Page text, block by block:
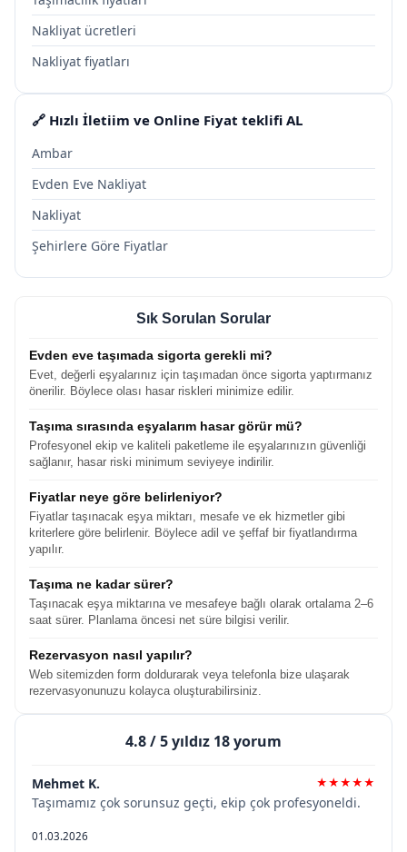
Nakliyat ücretleri
Nakliyat fiyatları
🔗 Hızlı İletiim ve Online Fiyat teklifi AL
Ambar
Evden Eve Nakliyat
Nakliyat
Şehirlere Göre Fiyatlar
Sık Sorulan Sorular
Evden eve taşımada sigorta gerekli mi?
Evet, değerli eşyalarınız için taşımadan önce sigorta yaptırmanız
önerilir. Böylece olası hasar riskleri minimize edilir.
Taşıma sırasında eşyalarım hasar görür mü?
Profesyonel ekip ve kaliteli paketleme ile eşyalarınızın güvenliği
sağlanır, hasar riski minimum seviyeye indirilir.
Fiyatlar neye göre belirleniyor?
Fiyatlar taşınacak eşya miktarı, mesafe ve ek hizmetler gibi
kriterlere göre belirlenir. Böylece adil ve şeffaf bir fiyatlandırma
yapılır.
Taşıma ne kadar sürer?
Taşınacak eşya miktarına ve mesafeye bağlı olarak ortalama 2–6
saat sürer. Planlama öncesi net süre bilgisi verilir.
Rezervasyon nasıl yapılır?
Web sitemizden form doldurarak veya telefonla bize ulaşarak
rezervasyonunuzu kolayca oluşturabilirsiniz.
4.8/ 5 yıldız 18 yorum
Mehmet K. ★★★★★
Taşımamız çok sorunsuz geçti, ekip çok profesyoneldi.
01.03.2026